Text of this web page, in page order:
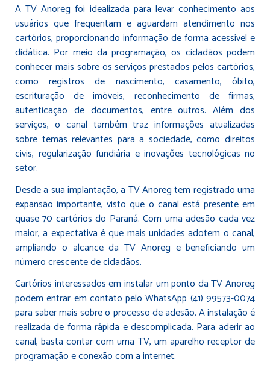
A TV Anoreg foi idealizada para levar conhecimento aos
usuários que frequentam e aguardam atendimento nos
cartórios, proporcionando informação de forma acessível e
didática. Por meio da programação, os cidadãos podem
conhecer mais sobre os serviços prestados pelos cartórios,
como registros de nascimento, casamento, óbito,
escrituração de imóveis, reconhecimento de firmas,
autenticação de documentos, entre outros. Além dos
serviços, o canal também traz informações atualizadas
sobre temas relevantes para a sociedade, como direitos
civis, regularização fundiária e inovações tecnológicas no
setor.
Desde a sua implantação, a TV Anoreg tem registrado uma
expansão importante, visto que o canal está presente em
quase 70 cartórios do Paraná. Com uma adesão cada vez
maior, a expectativa é que mais unidades adotem o canal,
ampliando o alcance da TV Anoreg e beneficiando um
número crescente de cidadãos.
Cartórios interessados em instalar um ponto da TV Anoreg
podem entrar em contato pelo WhatsApp (41) 99573-0074
para saber mais sobre o processo de adesão. A instalação é
realizada de forma rápida e descomplicada. Para aderir ao
canal, basta contar com uma TV, um aparelho receptor de
programação e conexão com a internet.